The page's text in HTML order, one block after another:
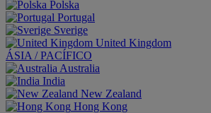
Polska
Portugal
Sverige
United Kingdom
ÁSIA / PACÍFICO
Australia
India
New Zealand
Hong Kong